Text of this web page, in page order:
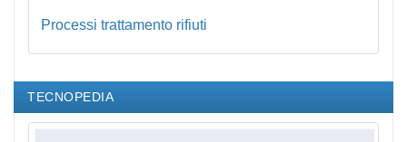
Processi trattamento rifiuti
TECNOPEDIA